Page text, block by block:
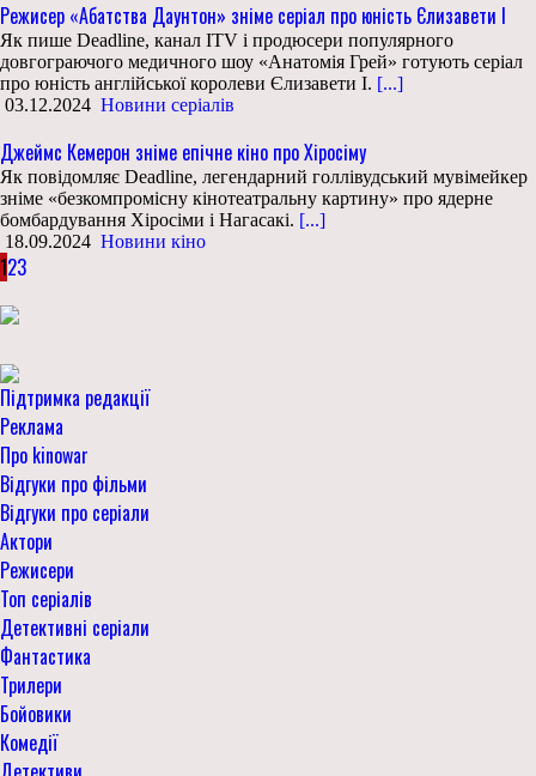
Режисер «Абатства Даунтон» зніме серіал про юність Єлизавети І
Як пише Deadline, канал ITV і продюсери популярного
довгограючого медичного шоу «Анатомія Грей» готують серіал
про юність англійської королеви Єлизавети І. [...]
03.12.2024 Новини серіалів
Джеймс Кемерон зніме епічне кіно про Хіросіму
Як повідомляє Deadline, легендарний голлівудський мувімейкер
зніме «безкомпромісну кінотеатральну картину» про ядерне
бомбардування Хіросіми і Нагасакі. [...]
18.09.2024 Новини кіно
123
Підтримка редакції
Реклама
Про kinowar
Відгуки про фільми
Відгуки про серіали
Актори
Режисери
Топ серіалів
Детективні серіали
Фантастика
Трилери
Бойовики
Комедії